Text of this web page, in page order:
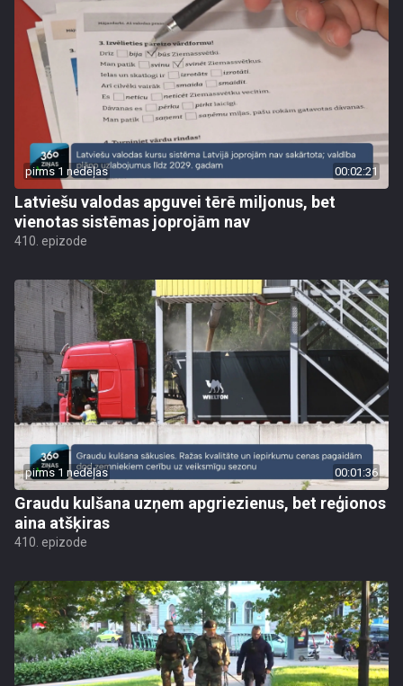
pirms 1 nedēļas 00:02:21
Latviešu valodas apguvei tērē miljonus, bet
vienotas sistēmas joprojām nav
410. epizode
pirms 1 nedēļas 00:01:36
Graudu kulšana uzņem apgriezienus, bet reģionos
aina atšķiras
410. epizode